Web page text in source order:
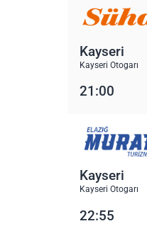
Kayseri
Kayseri Otogarı
21:00
Kayseri
Kayseri Otogarı
22:55